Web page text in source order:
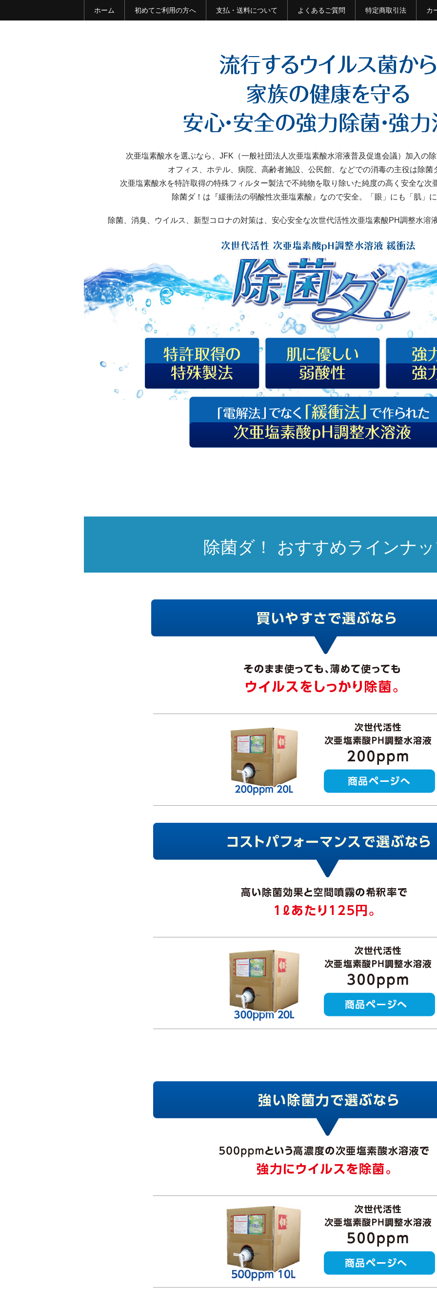
ホーム 初めてご利用の方へ 支払・送料について よくあるご質問 特定商取引法 カ
次亜塩素酸水を選ぶなら、JFK（一般社団法人次亜塩素酸水溶液普及促進会議）加入の
オフィス、ホテル、病院、高齢者施設、公民館、などでの消毒の主役は除菌
次亜塩素酸水を特許取得の特殊フィルター製法で不純物を取り除いた純度の高く安全な次
除菌ダ！は『緩衝法の弱酸性次亜塩素酸』なので安全。「眼」にも「肌」
除菌、消臭、ウイルス、新型コロナの対策は、安心安全な次世代活性次亜塩素酸PH調整水溶
除菌ダ！ おすすめラインナ